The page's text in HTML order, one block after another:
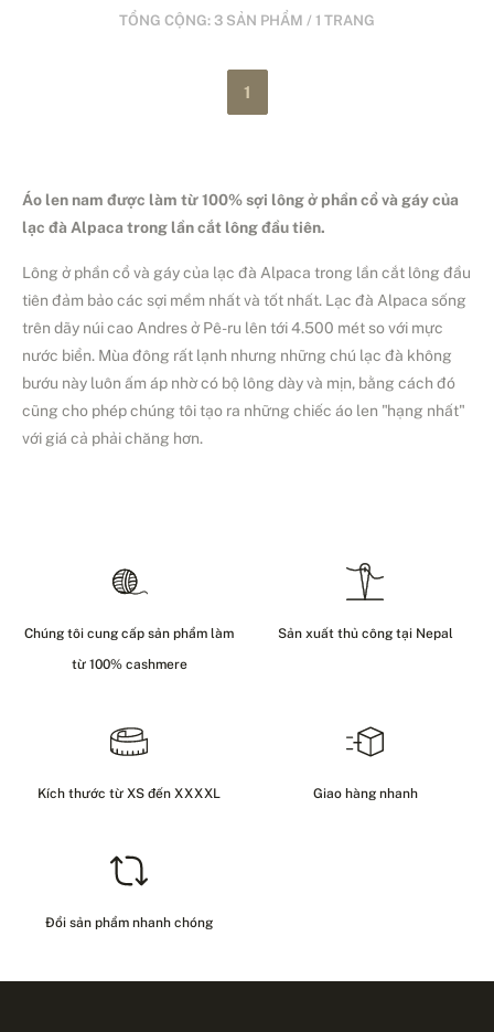
TỔNG CỘNG: 3 SẢN PHẨM / 1 TRANG
1
Áo len nam được làm từ 100% sợi lông ở phần cổ và gáy của
lạc đà Alpaca trong lần cắt lông đầu tiên.
Lông ở phần cổ và gáy của lạc đà Alpaca trong lần cắt lông đầu
tiên đảm bảo các sợi mềm nhất và tốt nhất. Lạc đà Alpaca sống
trên dãy núi cao Andres ở Pê-ru lên tới 4.500 mét so với mực
nước biển. Mùa đông rất lạnh nhưng những chú lạc đà không
bướu này luôn ấm áp nhờ có bộ lông dày và mịn, bằng cách đó
cũng cho phép chúng tôi tạo ra những chiếc áo len "hạng nhất"
với giá cả phải chăng hơn.
Chúng tôi cung cấp sản phẩm làm
từ 100% cashmere
Sản xuất thủ công tại Nepal
Kích thước từ XS đến XXXXL Giao hàng nhanh
Đổi sản phẩm nhanh chóng